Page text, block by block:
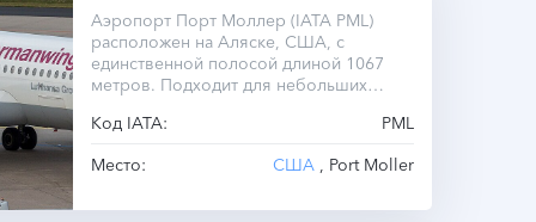
Аэропорт Порт Моллер (IATA PML)
расположен на Аляске, США, с
единственной полосой длиной 1067
метров. Подходит для небольших
Код IATA:
PML
Место:
США , Port Moller